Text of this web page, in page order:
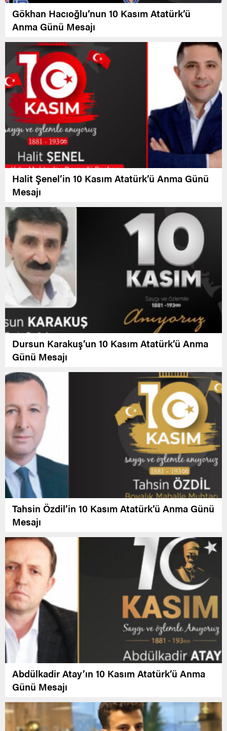
Gökhan Hacıoğlu’nun 10 Kasım Atatürk’ü
Anma Günü Mesajı
Halit Şenel’in 10 Kasım Atatürk’ü Anma Günü
Mesajı
Dursun Karakuş’un 10 Kasım Atatürk’ü Anma
Günü Mesajı
Tahsin Özdil’in 10 Kasım Atatürk’ü Anma Günü
Mesajı
Abdülkadir Atay’ın 10 Kasım Atatürk’ü Anma
Günü Mesajı